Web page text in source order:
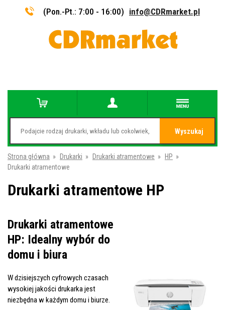
(Pon.-Pt.: 7:00 - 16:00) info@CDRmarket.pl
Wyszukaj
Strona główna » Drukarki » Drukarki atramentowe » HP »
Drukarki atramentowe
Drukarki atramentowe HP
Drukarki atramentowe
HP: Idealny wybór do
domu i biura
W dzisiejszych cyfrowych czasach
wysokiej jakości drukarka jest
niezbędna w każdym domu i biurze.